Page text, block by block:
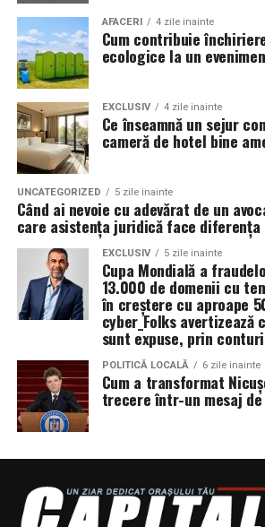
AFACERI 4 zile inainte
Cum contribuie
ecologice la un
EXCLUSIV 4 zile inainte
Ce înseamnă un sejur
cameră de hotel bine
UNCATEGORIZED 5 zile inainte
Când ai nevoie cu adevărat de un
care asistența juridică face diferența
EXCLUSIV 5 zile inainte
Cupa Mondială a
13.000 de domenii cu
în creștere cu aproape
cyber_Folks avertizează
sunt expuse, prin
POLITICĂ LOCALĂ 6 zile inainte
Cum a transformat
trecere într-un mesaj